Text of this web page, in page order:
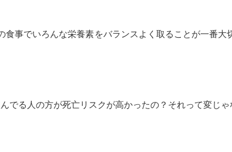
事でいろんな栄養素をバランスよく取ることが一番
る人の方が死亡リスクが高かったの？それって変じゃ